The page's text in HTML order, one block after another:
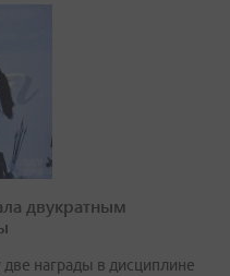
двукратным
награды в дисциплине